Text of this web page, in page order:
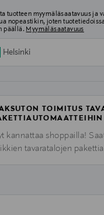
tuotteen myymäläsaatavuus ja
nopeastikin, joten
päällä. Myymäläsaatavuus
Helsinki
TOIMITUS
kannattaa shoppailla!
tavaratalojen